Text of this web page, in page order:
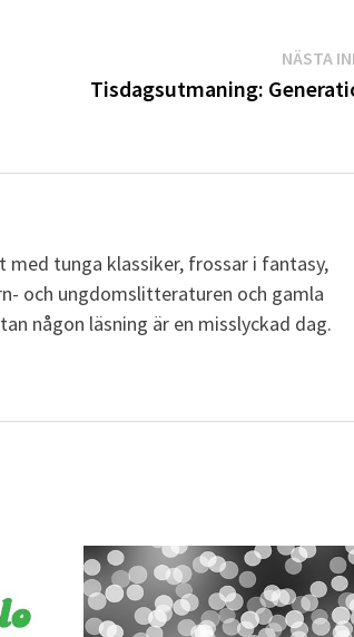
NÄSTA
Tisdagsutmaning:
med tunga klassiker, frossar i fantasy,
och ungdomslitteraturen och gamla
någon läsning är en misslyckad dag.